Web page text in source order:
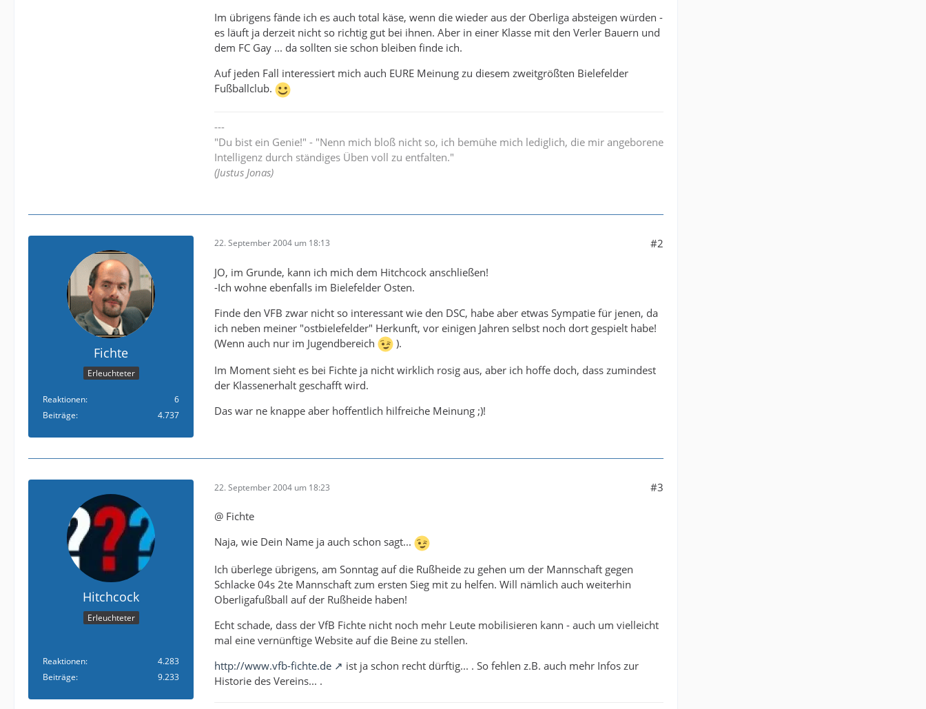
Im übrigens fände ich es auch total käse, wenn die wieder aus der Oberliga absteigen würden -
es läuft ja derzeit nicht so richtig gut bei ihnen. Aber in einer Klasse mit den Verler Bauern und
dem FC Gay ... da sollten sie schon bleiben finde ich.
Auf jeden Fall interessiert mich auch EURE Meinung zu diesem zweitgrößten Bielefelder
Fußballclub.
---
"Du bist ein Genie!" - "Nenn mich bloß nicht so, ich bemühe mich lediglich, die mir angeborene
Intelligenz durch ständiges Üben voll zu entfalten."
(Justus Jonas)
Fichte
Erleuchteter
Reaktionen
6
Beiträge
4.737
22. September 2004 um 18:13 #2
JO, im Grunde, kann ich mich dem Hitchcock anschließen!
-Ich wohne ebenfalls im Bielefelder Osten.
Finde den VFB zwar nicht so interessant wie den DSC, habe aber etwas Sympatie für jenen, da
ich neben meiner "ostbielefelder" Herkunft, vor einigen Jahren selbst noch dort gespielt habe!
(Wenn auch nur im Jugendbereich
).
Im Moment sieht es bei Fichte ja nicht wirklich rosig aus, aber ich hoffe doch, dass zumindest
der Klassenerhalt geschafft wird.
Das war ne knappe aber hoffentlich hilfreiche Meinung ;)!
Hitchcock
Erleuchteter
Reaktionen
4.283
Beiträge
9.233
22. September 2004 um 18:23 #3
@ Fichte
Naja, wie Dein Name ja auch schon sagt...
Ich überlege übrigens, am Sonntag auf die Rußheide zu gehen um der Mannschaft gegen
Schlacke 04s 2te Mannschaft zum ersten Sieg mit zu helfen. Will nämlich auch weiterhin
Oberligafußball auf der Rußheide haben!
Echt schade, dass der VfB Fichte nicht noch mehr Leute mobilisieren kann - auch um vielleicht
mal eine vernünftige Website auf die Beine zu stellen.
http://www.vfb-fichte.de
ist ja schon recht dürftig... . So fehlen z.B. auch mehr Infos zur
Historie des Vereins... .